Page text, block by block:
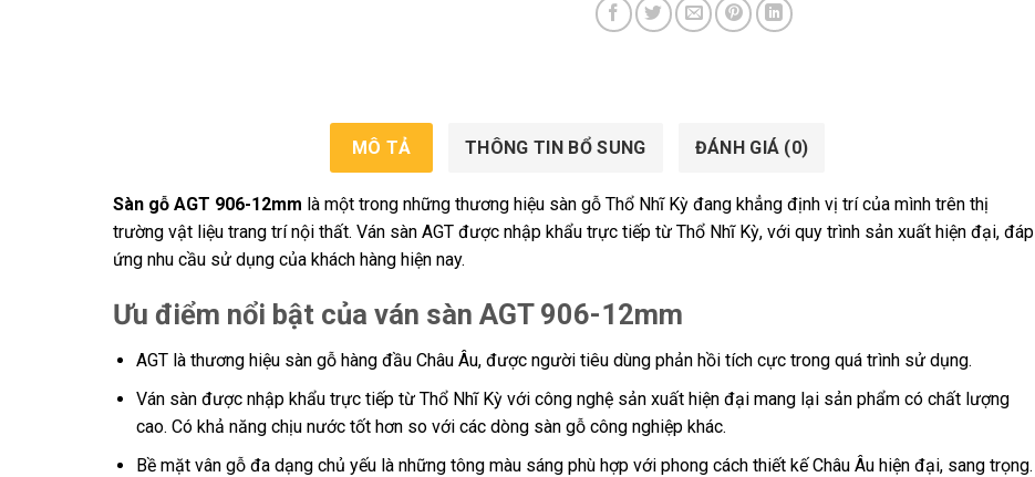
MÔ TẢ THÔNG TIN BỔ SUNG ĐÁNH GIÁ (0)
Sàn gỗ AGT 906-12mm là một trong những thương hiệu sàn gỗ Thổ Nhĩ Kỳ đang khẳng định vị trí của mình trên thị
trường vật liệu trang trí nội thất. Ván sàn AGT được nhập khẩu trực tiếp từ Thổ Nhĩ Kỳ, với quy trình sản xuất hiện đại, đáp
ứng nhu cầu sử dụng của khách hàng hiện nay.
Ưu điểm nổi bật của ván sàn AGT 906-12mm
AGT là thương hiệu sàn gỗ hàng đầu Châu Âu, được người tiêu dùng phản hồi tích cực trong quá trình sử dụng.
Ván sàn được nhập khẩu trực tiếp từ Thổ Nhĩ Kỳ với công nghệ sản xuất hiện đại mang lại sản phẩm có chất lượng
cao. Có khả năng chịu nước tốt hơn so với các dòng sàn gỗ công nghiệp khác.
Bề mặt vân gỗ đa dạng chủ yếu là những tông màu sáng phù hợp với phong cách thiết kế Châu Âu hiện đại, sang trọng.